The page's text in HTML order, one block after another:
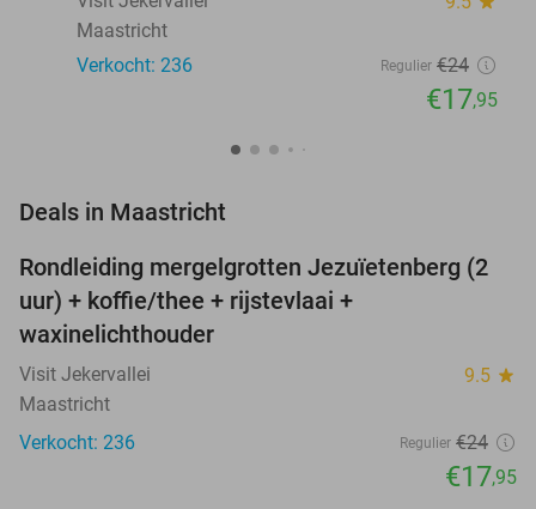
Maastricht
Verkocht: 236
Regulier €24
€17,95
Deals in Maastricht
25%
TODAY
Rondleiding mergelgrotten Jezuïetenberg (2
uur) + koffie/thee + rijstevlaai +
waxinelichthouder
Visit Jekervallei 9.5 star
Maastricht
Verkocht: 236
Regulier €24
€17,95